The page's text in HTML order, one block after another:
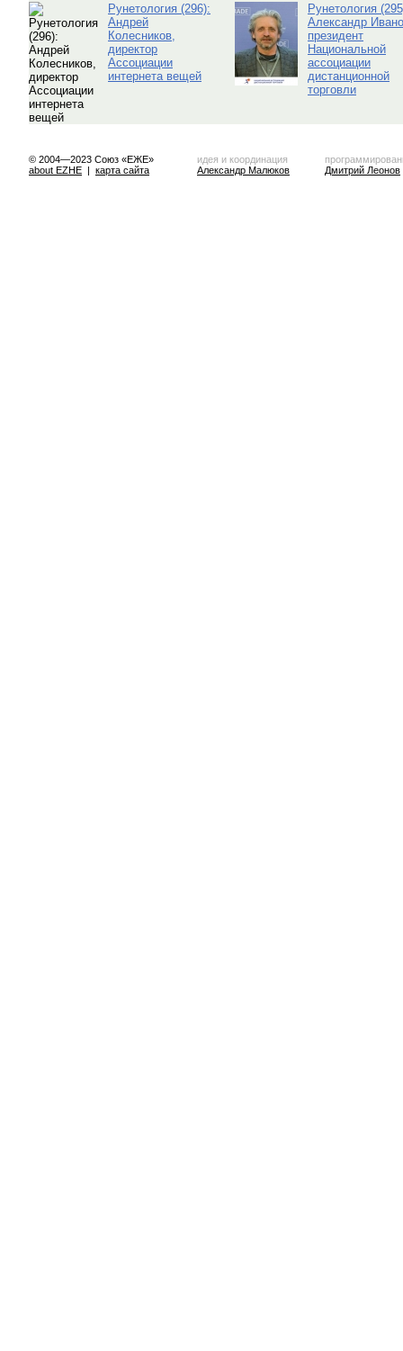
Рунетология (296):
Андрей
Колесников,
директор
Ассоциации
интернета вещей
Рунетология
Александр
президент
Национальной
ассоциации
дистанционной
торговли
© 2004—2023 Союз «ЕЖЕ»
about EZHE | карта сайта
идея и координация
Александр Малюков
Дмитрий Леонов